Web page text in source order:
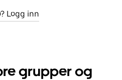
Logg inn
grupper og